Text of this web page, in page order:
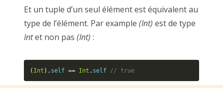
Et un tuple d’un seul élément est équivalent au
type de l’élément. Par example (Int) est de type
Intet non pas (Int) :
( Int ) . self == Int . self // true